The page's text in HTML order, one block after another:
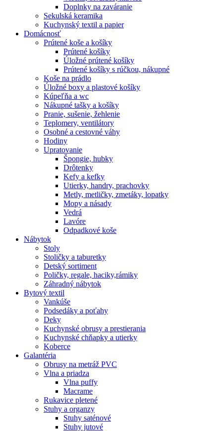
Doplnky na zaváranie
Sekulská keramika
Kuchynský textil a papier
Domácnosť
Prútené koše a košíky
Prútené košíky
Úložné prútené košíky
Prútené košíky s rúčkou, nákupné
Koše na prádlo
Úložné boxy a plastové košíky
Kúpeľňa a wc
Nákupné tašky a košíky
Pranie, sušenie, žehlenie
Teplomery, ventilátory
Osobné a cestovné váhy
Hodiny
Upratovanie
Špongie, hubky
Drôtenky
Kefy a kefky
Utierky, handry, prachovky
Metly, metličky, zmetáky, lopatky
Mopy a násady
Vedrá
Lavóre
Odpadkové koše
Nábytok
Stoly
Stoličky a taburetky
Detský sortiment
Poličky, regale, haciky,rámiky
Záhradný nábytok
Bytový textil
Vankúše
Podsedáky a poťahy
Deky
Kuchynské obrusy a prestierania
Kuchynské chňapky a utierky
Koberce
Galantéria
Obrusy na metráž PVC
Vlna a priadza
Vlna puffy
Macrame
Rukavice pletené
Stuhy a organzy
Stuhy saténové
Stuhy jutové